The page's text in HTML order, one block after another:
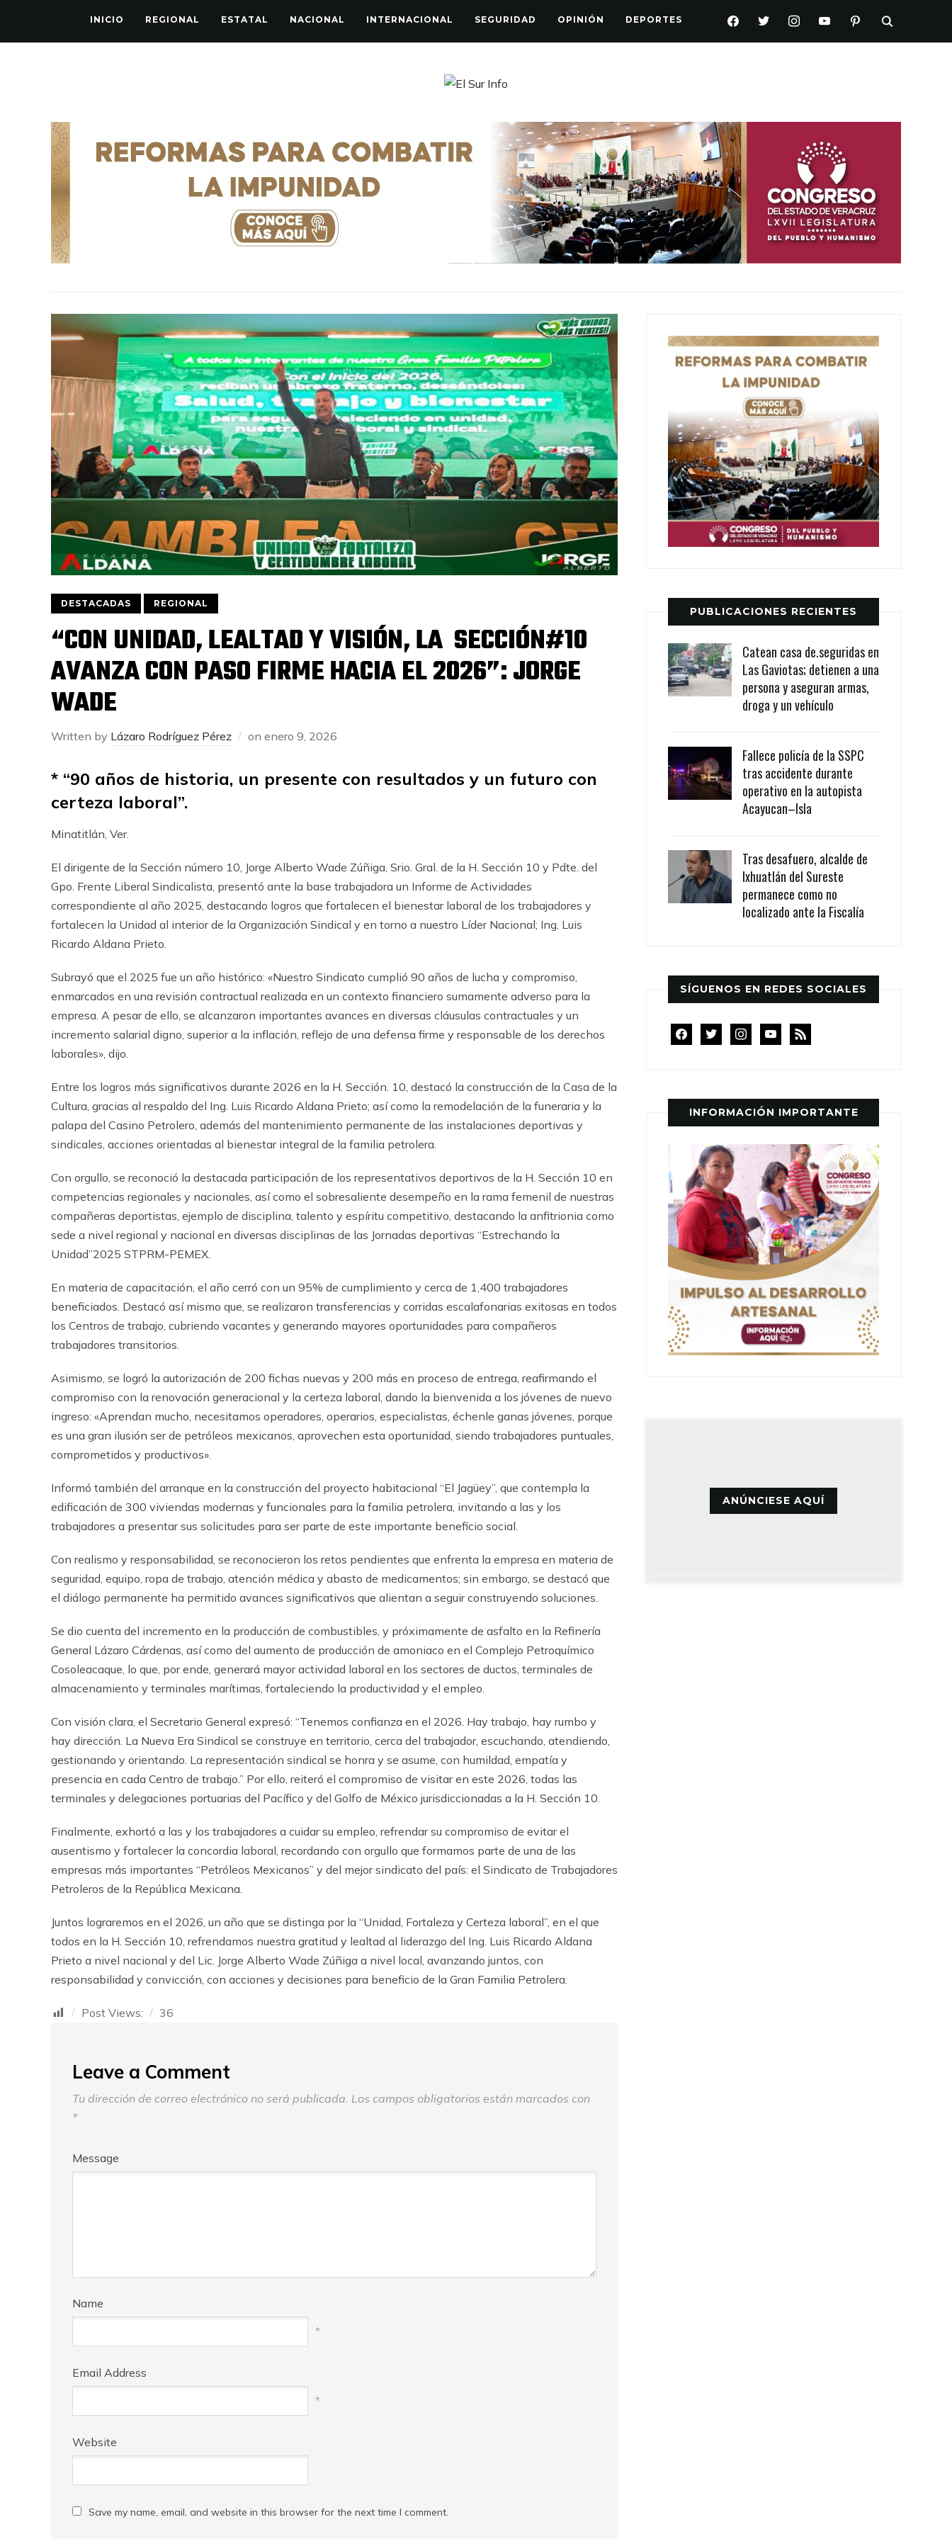
INICIO REGIONAL ESTATAL NACIONAL INTERNACIONAL SEGURIDAD OPINIÓN DEPORTES FACEBOOKTWITTERINSTAGRAMYOUTUBEPINTEREST
DESTACADAS REGIONAL
“CON UNIDAD, LEALTAD Y VISIÓN, LA SECCIÓN#10
AVANZA CON PASO FIRME HACIA EL 2026”: JORGE
WADE
Written by Lázaro Rodríguez Pérez on enero 9, 2026
* “90 años de historia, un presente con resultados y un futuro con
certeza laboral”.
Minatitlán, Ver.
El dirigente de la Sección número 10, Jorge Alberto Wade Zúñiga, Srio. Gral. de la H. Sección 10 y Pdte. del
Gpo. Frente Liberal Sindicalista, presentó ante la base trabajadora un Informe de Actividades
correspondiente al año 2025, destacando logros que fortalecen el bienestar laboral de los trabajadores y
fortalecen la Unidad al interior de la Organización Sindical y en torno a nuestro Líder Nacional; Ing. Luis
Ricardo Aldana Prieto.
Subrayó que el 2025 fue un año histórico: «Nuestro Sindicato cumplió 90 años de lucha y compromiso,
enmarcados en una revisión contractual realizada en un contexto financiero sumamente adverso para la
empresa. A pesar de ello, se alcanzaron importantes avances en diversas cláusulas contractuales y un
incremento salarial digno, superior a la inflación, reflejo de una defensa firme y responsable de los derechos
laborales», dijo.
Entre los logros más significativos durante 2026 en la H. Sección. 10, destacó la construcción de la Casa de la
Cultura, gracias al respaldo del Ing. Luis Ricardo Aldana Prieto; así como la remodelación de la funeraria y la
palapa del Casino Petrolero, además del mantenimiento permanente de las instalaciones deportivas y
sindicales, acciones orientadas al bienestar integral de la familia petrolera.
Con orgullo, se reconoció la destacada participación de los representativos deportivos de la H. Sección 10 en
competencias regionales y nacionales, así como el sobresaliente desempeño en la rama femenil de nuestras
compañeras deportistas, ejemplo de disciplina, talento y espíritu competitivo, destacando la anfitrionia como
sede a nivel regional y nacional en diversas disciplinas de las Jornadas deportivas “Estrechando la
Unidad”2025 STPRM-PEMEX.
En materia de capacitación, el año cerró con un 95% de cumplimiento y cerca de 1,400 trabajadores
beneficiados. Destacó así mismo que, se realizaron transferencias y corridas escalafonarias exitosas en todos
los Centros de trabajo, cubriendo vacantes y generando mayores oportunidades para compañeros
trabajadores transitorios.
Asimismo, se logró la autorización de 200 fichas nuevas y 200 más en proceso de entrega, reafirmando el
compromiso con la renovación generacional y la certeza laboral, dando la bienvenida a los jóvenes de nuevo
ingreso: «Aprendan mucho, necesitamos operadores, operarios, especialistas, échenle ganas jóvenes, porque
es una gran ilusión ser de petróleos mexicanos, aprovechen esta oportunidad, siendo trabajadores puntuales,
comprometidos y productivos».
Informó también del arranque en la construcción del proyecto habitacional “El Jagüey”, que contempla la
edificación de 300 viviendas modernas y funcionales para la familia petrolera, invitando a las y los
trabajadores a presentar sus solicitudes para ser parte de este importante beneficio social.
Con realismo y responsabilidad, se reconocieron los retos pendientes que enfrenta la empresa en materia de
seguridad, equipo, ropa de trabajo, atención médica y abasto de medicamentos; sin embargo, se destacó que
el diálogo permanente ha permitido avances significativos que alientan a seguir construyendo soluciones.
Se dio cuenta del incremento en la producción de combustibles, y próximamente de asfalto en la Refinería
General Lázaro Cárdenas, así como del aumento de producción de amoniaco en el Complejo Petroquímico
Cosoleacaque, lo que, por ende, generará mayor actividad laboral en los sectores de ductos, terminales de
almacenamiento y terminales marítimas, fortaleciendo la productividad y el empleo.
Con visión clara, el Secretario General expresó: “Tenemos confianza en el 2026. Hay trabajo, hay rumbo y
hay dirección. La Nueva Era Sindical se construye en territorio, cerca del trabajador, escuchando, atendiendo,
gestionando y orientando. La representación sindical se honra y se asume, con humildad, empatía y
presencia en cada Centro de trabajo.” Por ello, reiteró el compromiso de visitar en este 2026, todas las
terminales y delegaciones portuarias del Pacífico y del Golfo de México jurisdiccionadas a la H. Sección 10.
Finalmente, exhortó a las y los trabajadores a cuidar su empleo, refrendar su compromiso de evitar el
ausentismo y fortalecer la concordia laboral, recordando con orgullo que formamos parte de una de las
empresas más importantes “Petróleos Mexicanos” y del mejor sindicato del país: el Sindicato de Trabajadores
Petroleros de la República Mexicana.
Juntos lograremos en el 2026, un año que se distinga por la “Unidad, Fortaleza y Certeza laboral”, en el que
todos en la H. Sección 10, refrendamos nuestra gratitud y lealtad al liderazgo del Ing. Luis Ricardo Aldana
Prieto a nivel nacional y del Lic. Jorge Alberto Wade Zúñiga a nivel local, avanzando juntos, con
responsabilidad y convicción, con acciones y decisiones para beneficio de la Gran Familia Petrolera.
Post Views: 36
Leave a Comment
Tu dirección de correo electrónico no será publicada. Los campos obligatorios están marcados con
*
Message
Name
*
Email Address
*
Website
Save my name, email, and website in this browser for the next time I comment.
PUBLICACIONES RECIENTES
Catean casa de.seguridas en
Las Gaviotas; detienen a una
persona y aseguran armas,
droga y un vehículo
Fallece policía de la SSPC
tras accidente durante
operativo en la autopista
Acayucan–Isla
Tras desafuero, alcalde de
Ixhuatlán del Sureste
permanece como no
localizado ante la Fiscalía
SÍGUENOS EN REDES SOCIALES
facebooktwitterinstagramyoutube
rss
INFORMACIÓN IMPORTANTE
ANÚNCIESE AQUÍ